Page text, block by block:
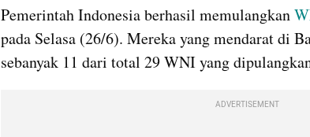
Pemerintah Indonesia berhasil memulangkan
pada Selasa (26/6). Mereka yang mendarat di
sebanyak 11 dari total 29 WNI yang
ADVERTISEMENT